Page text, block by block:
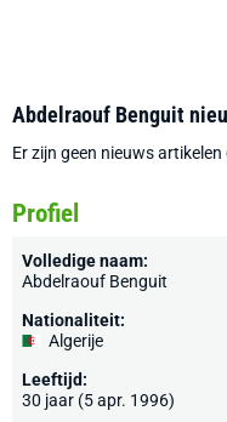
Abdelraouf Benguit
Er zijn geen nieuws artikelen
Profiel
Volledige naam:
Abdelraouf Benguit
Nationaliteit:
Algerije
Leeftijd:
30 jaar (5 apr. 1996)